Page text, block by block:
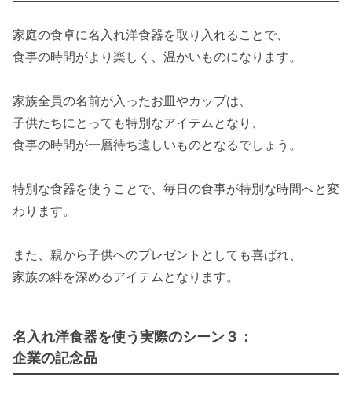
家庭の食卓に名入れ洋食器を取り入れることで、
食事の時間がより楽しく、温かいものになります。
家族全員の名前が入ったお皿やカップは、
子供たちにとっても特別なアイテムとなり、
食事の時間が一層待ち遠しいものとなるでしょう。
特別な食器を使うことで、毎日の食事が特別な時間へと変
わります。
また、親から子供へのプレゼントとしても喜ばれ、
家族の絆を深めるアイテムとなります。
名入れ洋食器を使う実際のシーン３：
企業の記念品